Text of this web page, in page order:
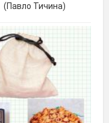
(Павло Тичина)